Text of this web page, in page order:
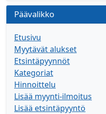
Päävalikko
Etusivu
Myytävät alukset
Etsintäpyynnöt
Kategoriat
Hinnoittelu
Lisää myynti-ilmoitus
Lisää etsintäpyyntö